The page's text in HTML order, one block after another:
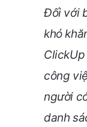
Đối với
khó
công
người
danh